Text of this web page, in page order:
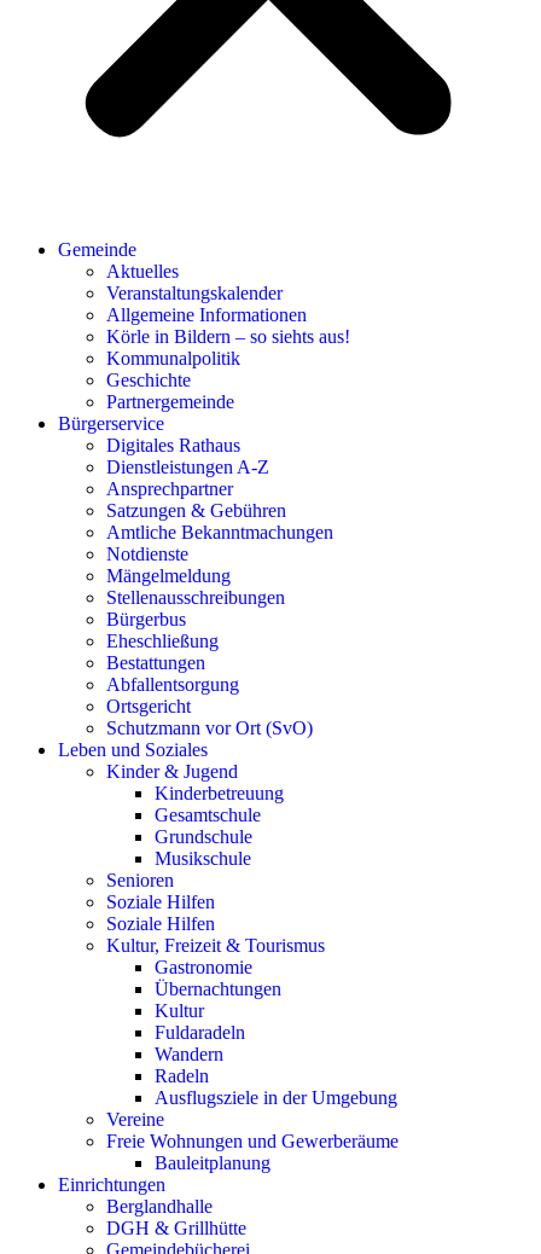
Gemeinde
Aktuelles
Veranstaltungskalender
Allgemeine Informationen
Körle in Bildern – so siehts aus!
Kommunalpolitik
Geschichte
Partnergemeinde
Bürgerservice
Digitales Rathaus
Dienstleistungen A-Z
Ansprechpartner
Satzungen & Gebühren
Amtliche Bekanntmachungen
Notdienste
Mängelmeldung
Stellenausschreibungen
Bürgerbus
Eheschließung
Bestattungen
Abfallentsorgung
Ortsgericht
Schutzmann vor Ort (SvO)
Leben und Soziales
Kinder & Jugend
Kinderbetreuung
Gesamtschule
Grundschule
Musikschule
Senioren
Soziale Hilfen
Soziale Hilfen
Kultur, Freizeit & Tourismus
Gastronomie
Übernachtungen
Kultur
Fuldaradeln
Wandern
Radeln
Ausflugsziele in der Umgebung
Vereine
Freie Wohnungen und Gewerberäume
Bauleitplanung
Einrichtungen
Berglandhalle
DGH & Grillhütte
Gemeindebücherei